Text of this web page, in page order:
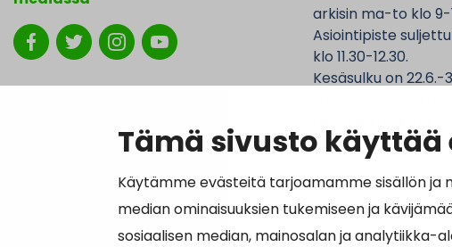
Tämä sivusto käyttää
Käytämme evästeitä tarjoamamme sisällön ja
median ominaisuuksien tukemiseen ja
sosiaalisen median, mainosalan ja
arkisin ma-to klo 9-
Asiointipiste
klo 11.30-12.30.
Kesäsulku on 22.6.-
Laskutustiedot: